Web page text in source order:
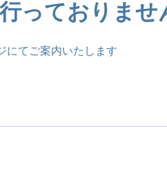
っておりませ
にてご案内いたします